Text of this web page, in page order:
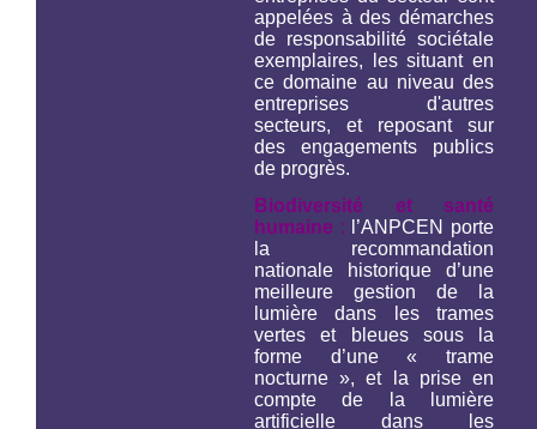
appelées à des démarches
de responsabilité sociétale
exemplaires, les situant en
ce domaine au niveau des
entreprises d'autres
secteurs, et reposant sur
des engagements publics
de progrès.
Biodiversité et santé
humaine : l’ANPCEN porte
la recommandation
nationale historique d’une
meilleure gestion de la
lumière dans les trames
vertes et bleues sous la
forme d’une « trame
nocturne », et la prise en
compte de la lumière
artificielle dans les